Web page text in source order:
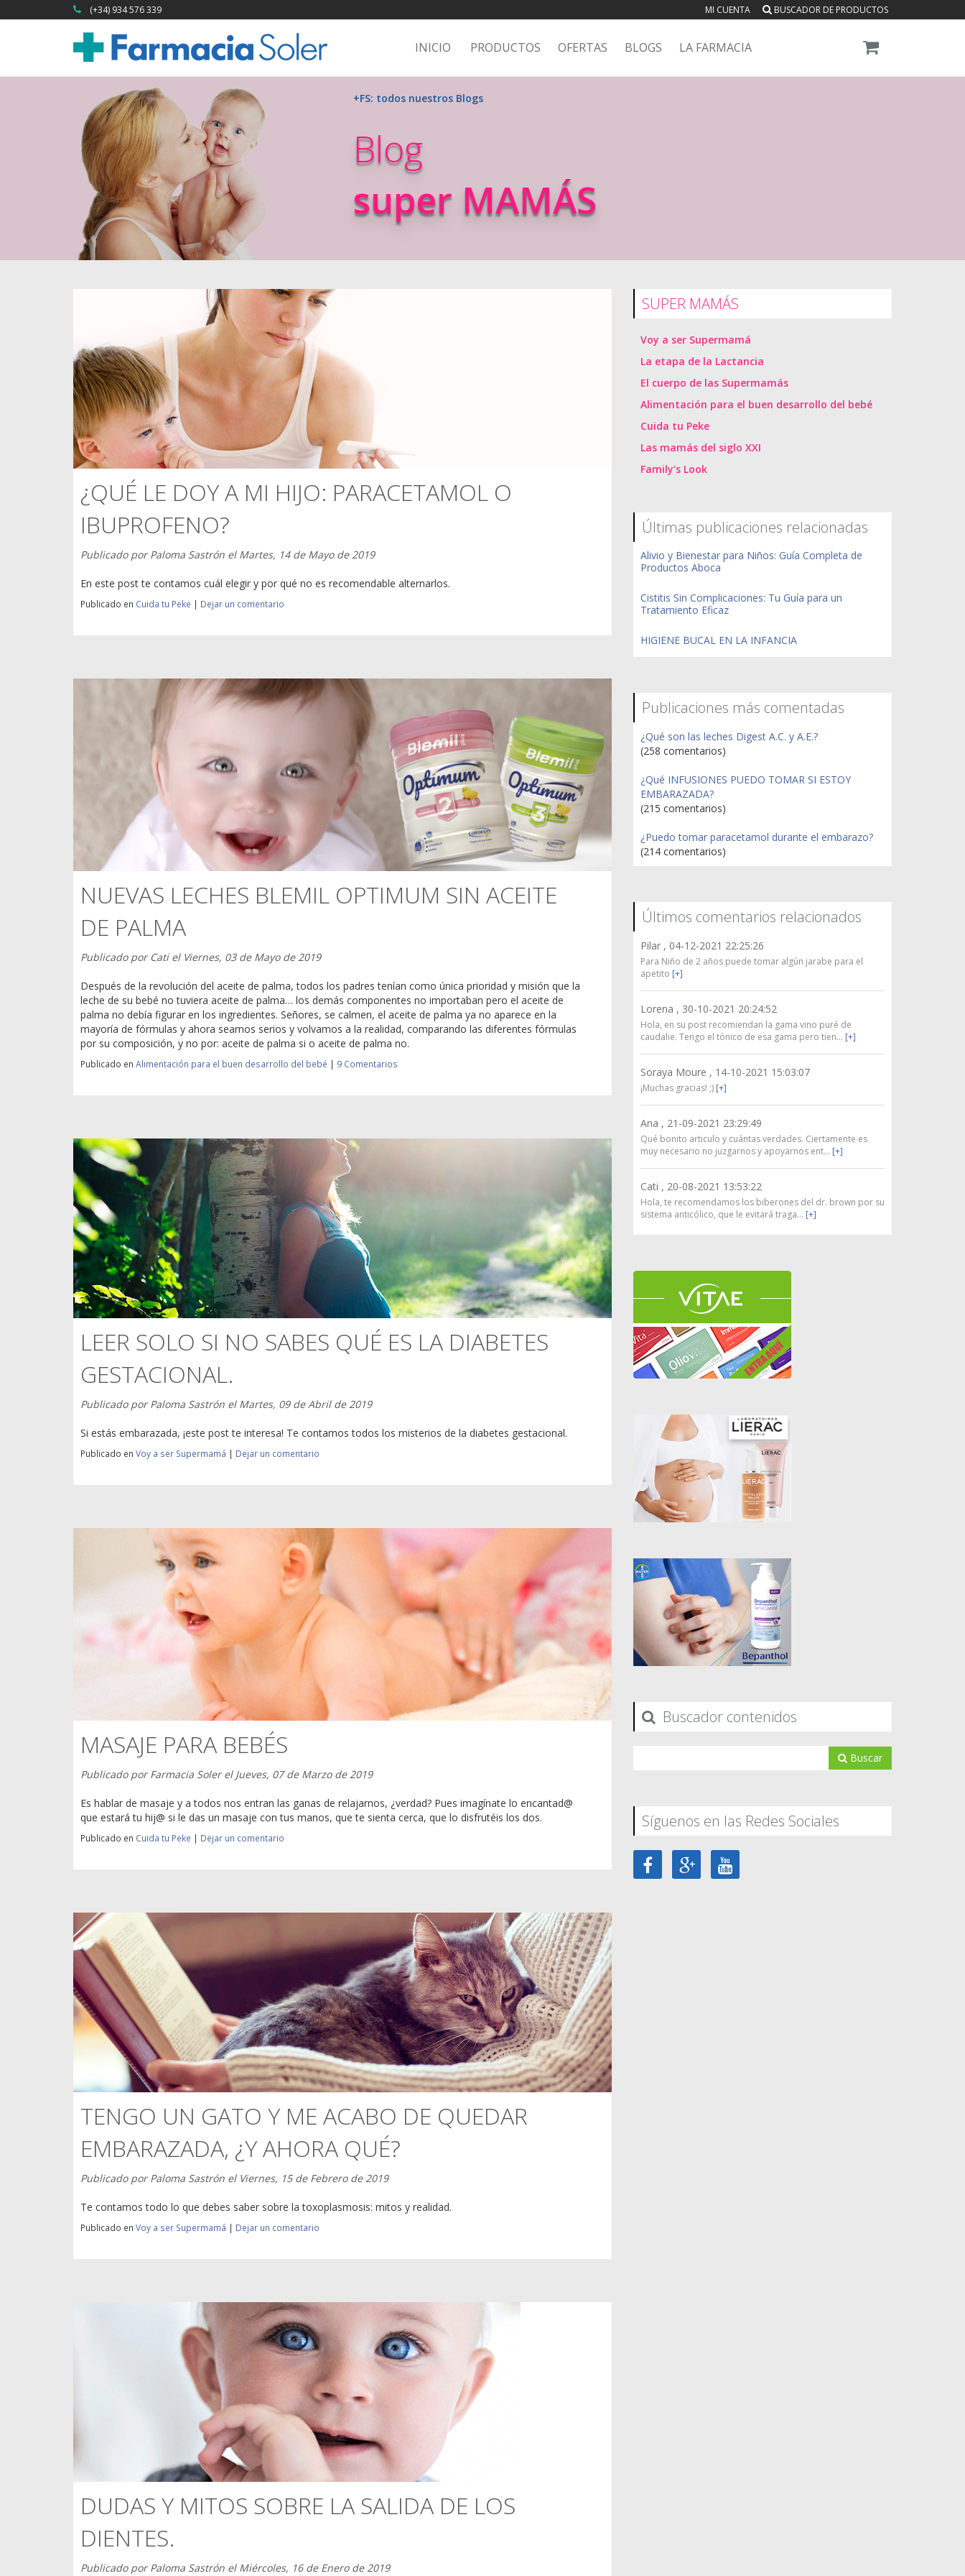
(+34) 934 576 339 MI CUENTA BUSCADOR DE PRODUCTOS
INICIO PRODUCTOS OFERTAS BLOGS LA FARMACIA
+FS: todos nuestros Blogs
Blog
super MAMÁS
¿QUÉ LE DOY A MI HIJO: PARACETAMOL O
IBUPROFENO?
Publicado porPaloma Sastrón el Martes, 14 de Mayo de 2019
En este post te contamos cuál elegir y por qué no es recomendable alternarlos.
Publicado en Cuida tu Peke | Dejar un comentario
NUEVAS LECHES BLEMIL OPTIMUM SIN ACEITE
DE PALMA
Publicado por Catiel Viernes, 03 de Mayo de 2019
Después de la revolución del aceite de palma, todos los padres tenían como única prioridad y misión que la
leche de su bebé no tuviera aceite de palma… los demás componentes no importaban pero el aceite de
palma no debía figurar en los ingredientes. Señores, se calmen, el aceite de palma ya no aparece en la
mayoría de fórmulas y ahora seamos serios y volvamos a la realidad, comparando las diferentes fórmulas
por su composición, y no por: aceite de palma si o aceite de palma no.
Publicado en Alimentación para el buen desarrollo del bebé | 9 Comentarios
LEER SOLO SI NO SABES QUÉ ES LA DIABETES
GESTACIONAL.
Publicado porPaloma Sastrón el Martes, 09 de Abril de 2019
Si estás embarazada, ¡este post te interesa! Te contamos todos los misterios de la diabetes gestacional.
Publicado en Voy a ser Supermamá | Dejar un comentario
MASAJE PARA BEBÉS
Publicado porFarmacia Solerel Jueves, 07 de Marzo de 2019
Es hablar de masaje y a todos nos entran las ganas de relajarnos, ¿verdad? Pues imagínate lo encantad@
que estará tu hij@ si le das un masaje con tus manos, que te sienta cerca, que lo disfrutéis los dos.
Publicado en Cuida tu Peke | Dejar un comentario
TENGO UN GATO Y ME ACABO DE QUEDAR
EMBARAZADA, ¿Y AHORA QUÉ?
Publicado porPaloma Sastrón el Viernes, 15 de Febrero de 2019
Te contamos todo lo que debes saber sobre la toxoplasmosis: mitos y realidad.
Publicado en Voy a ser Supermamá | Dejar un comentario
DUDAS Y MITOS SOBRE LA SALIDA DE LOS
DIENTES.
Publicado porPaloma Sastrón el Miércoles, 16 de Enero de 2019
SUPER MAMÁS
Voy a ser Supermamá
La etapa de la Lactancia
El cuerpo de las Supermamás
Alimentación para el buen desarrollo del bebé
Cuida tu Peke
Las mamás del siglo XXI
Family's Look
Últimas publicaciones relacionadas
Alivio y Bienestar para Niños: Guía Completa de
Productos Aboca
Cistitis Sin Complicaciones: Tu Guía para un
Tratamiento Eficaz
HIGIENE BUCAL EN LA INFANCIA
Publicaciones más comentadas
¿Qué son las leches Digest A.C. y A.E.?
(258 comentarios)
¿Qué INFUSIONES PUEDO TOMAR SI ESTOY
EMBARAZADA?
(215 comentarios)
¿Puedo tomar paracetamol durante el embarazo?
(214 comentarios)
Últimos comentarios relacionados
Pilar , 04-12-2021 22:25:26
Para Niño de 2 años puede tomar algún jarabe para el
apetito [+]
Lorena , 30-10-2021 20:24:52
Hola, en su post recomiendan la gama vino puré de
caudalie. Tengo el tónico de esa gama pero tien... [+]
Soraya Moure , 14-10-2021 15:03:07
¡Muchas gracias! ;) [+]
Ana , 21-09-2021 23:29:49
Qué bonito articulo y cuántas verdades. Ciertamente es
muy necesario no juzgarnos y apoyarnos ent... [+]
Cati , 20-08-2021 13:53:22
Hola, te recomendamos los biberones del dr. brown por su
sistema anticólico, que le evitará traga... [+]
Buscador contenidos
Buscar
Síguenos en las Redes Sociales